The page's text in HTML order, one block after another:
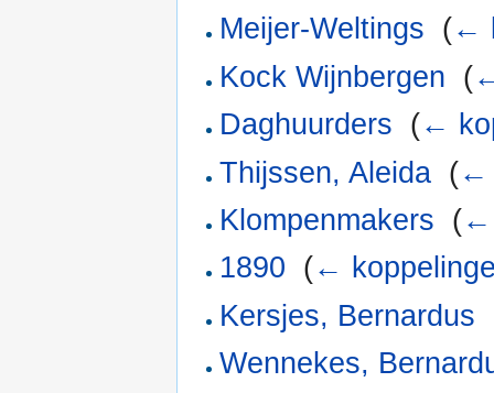
Meijer-Weltings (←
Kock Wijnbergen (
Daghuurders (←
Thijssen, Aleida (←
Klompenmakers (←
1890 (←
Kersjes, Bernardus
Wennekes,